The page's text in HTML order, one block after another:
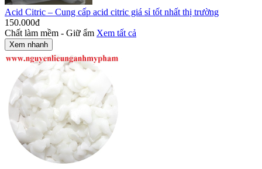
Acid Citric – Cung cấp acid citric giá sỉ tốt nhất thị trường
150.000đ
Chất làm mềm - Giữ ẩm Xem tất cả
Xem nhanh